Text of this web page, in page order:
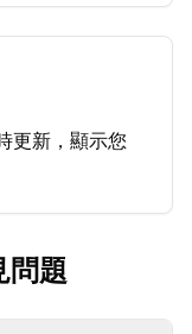
更新，顯示您
問題